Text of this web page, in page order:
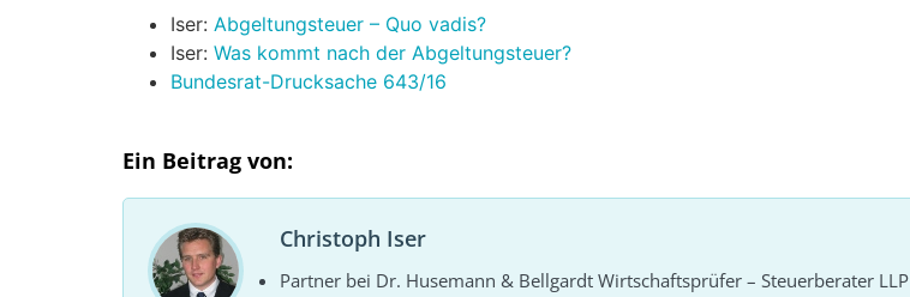
Iser: Abgeltungsteuer – Quo vadis?
Iser: Was kommt nach der Abgeltungsteuer?
Bundesrat-Drucksache 643/16
Ein Beitrag von:
Christoph Iser
Partner bei Dr. Husemann & Bellgardt Wirtschaftsprüfer – Steuerberater LLP